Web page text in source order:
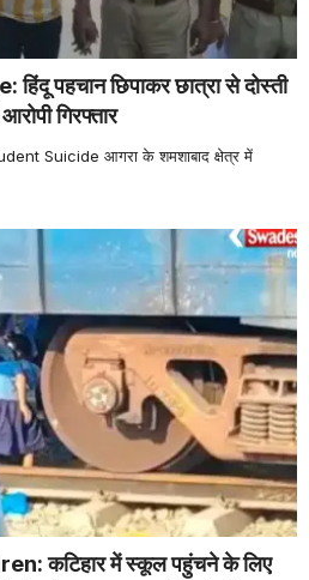
पहचान छिपाकर छात्रा से दोस्ती
गिरफ्तार
Suicide आगरा के शमशाबाद क्षेत्र में
कटिहार में स्कूल पहुंचने के लिए